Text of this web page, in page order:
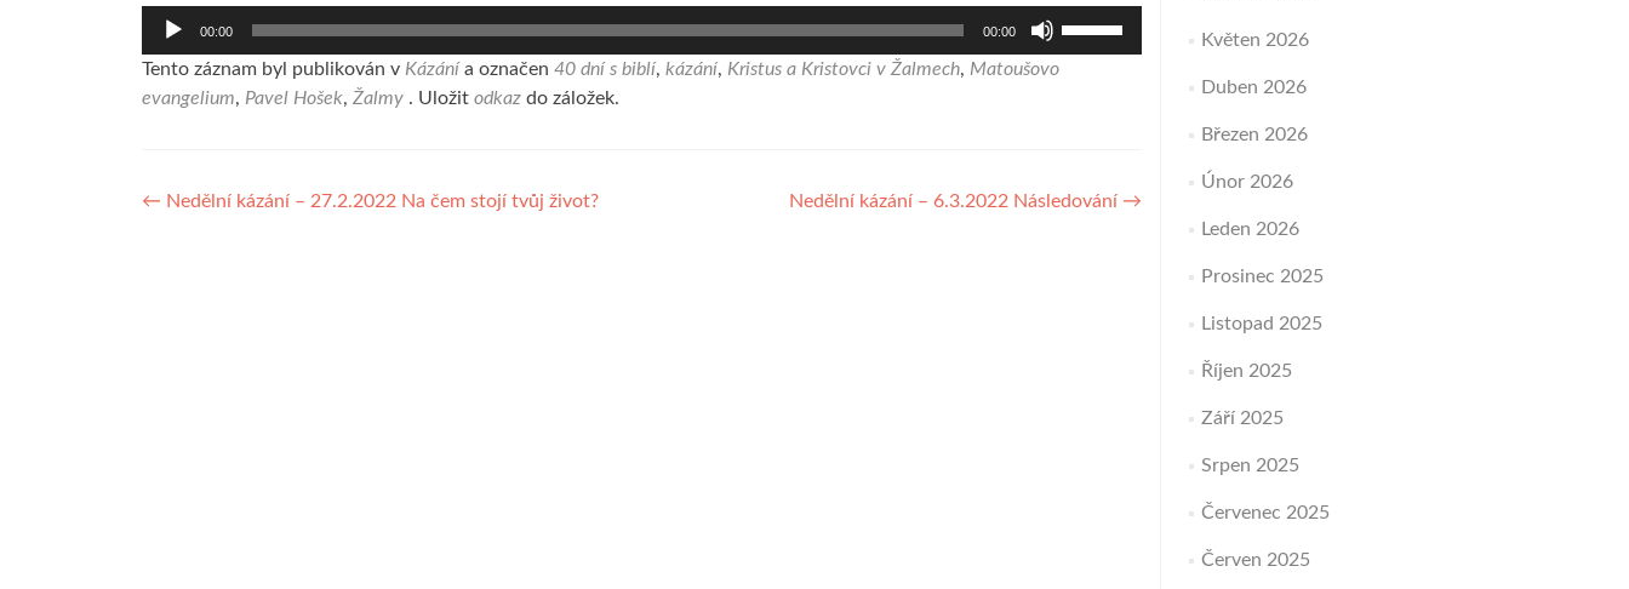
Audio
přehrávač
00:00 00:00
šipek
Tento záznam byl publikován v Kázánía označen 40 dní s biblí, kázání, Kristus a Kristovci v Žalmech, Matoušovo
evangelium, Pavel Hošek, Žalmy . Uložit odkaz do záložek.
Navigace
← Nedělní kázání – 27.2.2022 Na čem stojí tvůj život? Nedělní kázání – 6.3.2022 Následování →
Květen 2026
Duben 2026
Březen 2026
Únor 2026
Leden 2026
Prosinec 2025
Listopad 2025
Říjen 2025
Září 2025
Srpen 2025
Červenec 2025
Červen 2025